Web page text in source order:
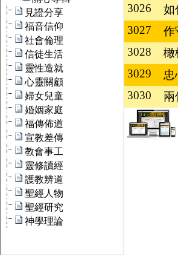
3026
如
3027
作
3028
橄
3029
忠
3030
兩